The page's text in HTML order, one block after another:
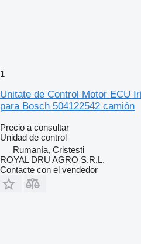
1
Unitate de Control Motor ECU
para Bosch 504122542 camión
Precio a consultar
Unidad de control
Rumanía, Cristesti
ROYAL DRU AGRO S.R.L.
Contacte con el vendedor